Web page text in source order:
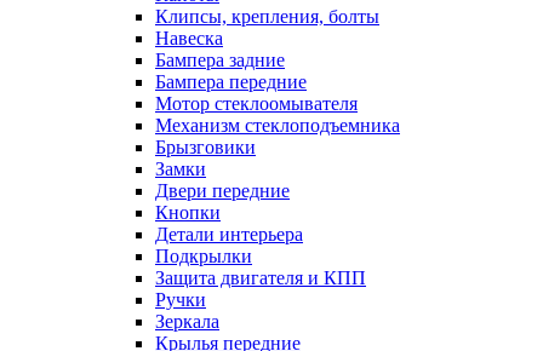
Клипсы, крепления, болты
Навеска
Бампера задние
Бампера передние
Мотор стеклоомывателя
Механизм стеклоподъемника
Брызговики
Замки
Двери передние
Кнопки
Детали интерьера
Подкрылки
Защита двигателя и КПП
Ручки
Зеркала
Крылья передние